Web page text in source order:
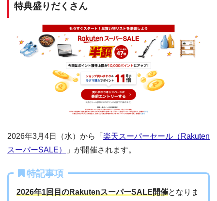
特典盛りだくさん
2026年3月4日（水）から「 楽天スーパーセール（Rakuten
スーパーSALE）
」が開催されます。
特記事項
2026年1回目のRakutenスーパーSALE開催となりま